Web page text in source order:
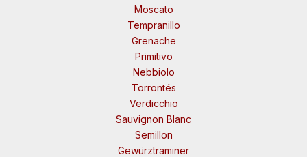
Moscato
Tempranillo
Grenache
Primitivo
Nebbiolo
Torrontés
Verdicchio
Sauvignon Blanc
Semillon
Gewürztraminer